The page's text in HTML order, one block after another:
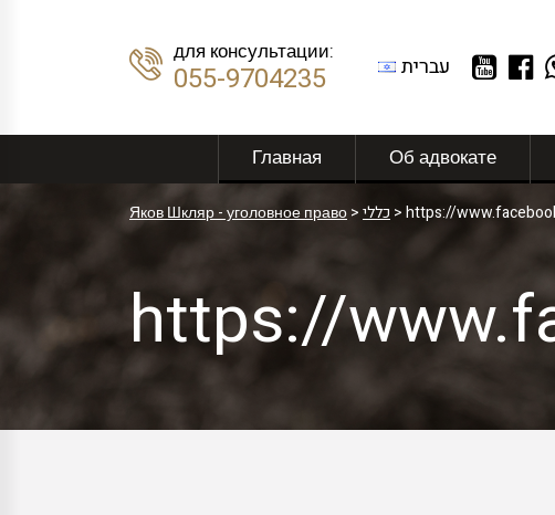
для консультации:
055-9704235 עברית
Главная Об адвокате
Яков Шкляр - уголовное право>כללי >https://
https://